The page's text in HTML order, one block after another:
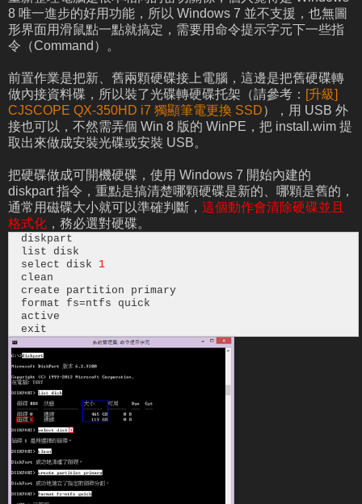
8 唯一進步的好用功能，所以 Windows 7 並不支援，也無圖
形界面用滑鼠點一點就搞定，需要用命令提示字元下一些指
令（Command）。
前置作業是把新、舊兩顆硬碟接上電腦，這邊是把舊硬碟轉
做內接資料碟，所以裝了光碟轉硬碟托架（請參考： [升級]
CJSCOPE QX-350HD i7 獨顯筆電更換 SSD），用 USB 外
接也可以，不然需弄個 Win 8 版的 WinPE，把 install.wim 提
取出來做成安裝光碟或安裝 USB。
把硬碟做成可開機硬碟，使用 Windows 7 開始內建的
diskpart 指令，重點是搞清楚哪顆硬碟是新的、哪顆是舊的，
通常用磁碟大小就可以準確判斷， 這個動作會清除硬碟並且
格式化 ，務必選對硬碟。
diskpart
list disk
select disk 1
clean
create partition primary
format fs=ntfs quick
active
exit